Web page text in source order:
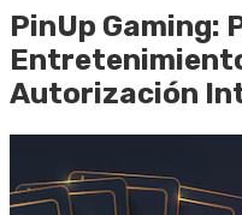
PinUp Gaming:
Autorización